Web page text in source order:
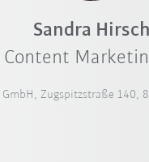
Sandra Hirsch
Content
GmbH, Zugspitzstraße 140,